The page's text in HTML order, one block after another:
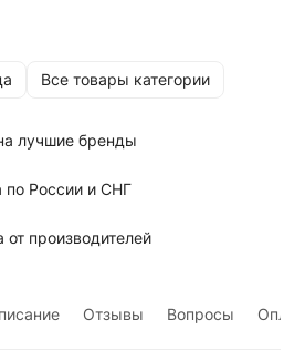
Все товары категории
лучшие бренды
по России и СНГ
от производителей
Отзывы Вопросы